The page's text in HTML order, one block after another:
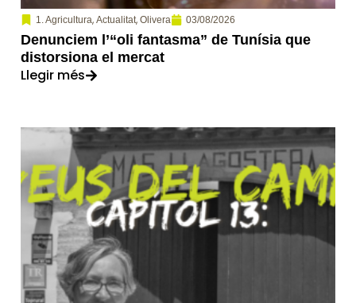
1. Agricultura, Actualitat, Olivera 03/08/2026
Denunciem l’“oli fantasma” de Tunísia que
distorsiona el mercat
Llegir més